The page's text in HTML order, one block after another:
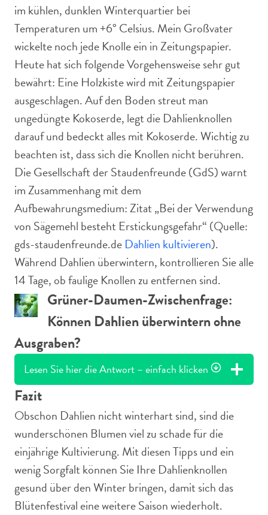
im kühlen, dunklen Winterquartier bei
Temperaturen um +6° Celsius. Mein Großvater
wickelte noch jede Knolle ein in Zeitungspapier.
Heute hat sich folgende Vorgehensweise sehr gut
bewährt: Eine Holzkiste wird mit Zeitungspapier
ausgeschlagen. Auf den Boden streut man
ungedüngte Kokoserde, legt die Dahlienknollen
darauf und bedeckt alles mit Kokoserde. Wichtig zu
beachten ist, dass sich die Knollen nicht berühren.
Die Gesellschaft der Staudenfreunde (GdS) warnt
im Zusammenhang mit dem
Aufbewahrungsmedium: Zitat „Bei der Verwendung
von Sägemehl besteht Erstickungsgefahr“ (Quelle:
gds-staudenfreunde.de Dahlien kultivieren).
Während Dahlien überwintern, kontrollieren Sie alle
14 Tage, ob faulige Knollen zu entfernen sind.
Grüner-Daumen-Zwischenfrage:
Können Dahlien überwintern ohne
Ausgraben?
Lesen Sie hier die Antwort – einfach klicken
Fazit
Obschon Dahlien nicht winterhart sind, sind die
wunderschönen Blumen viel zu schade für die
einjährige Kultivierung. Mit diesen Tipps und ein
wenig Sorgfalt können Sie Ihre Dahlienknollen
gesund über den Winter bringen, damit sich das
Blütenfestival eine weitere Saison wiederholt.